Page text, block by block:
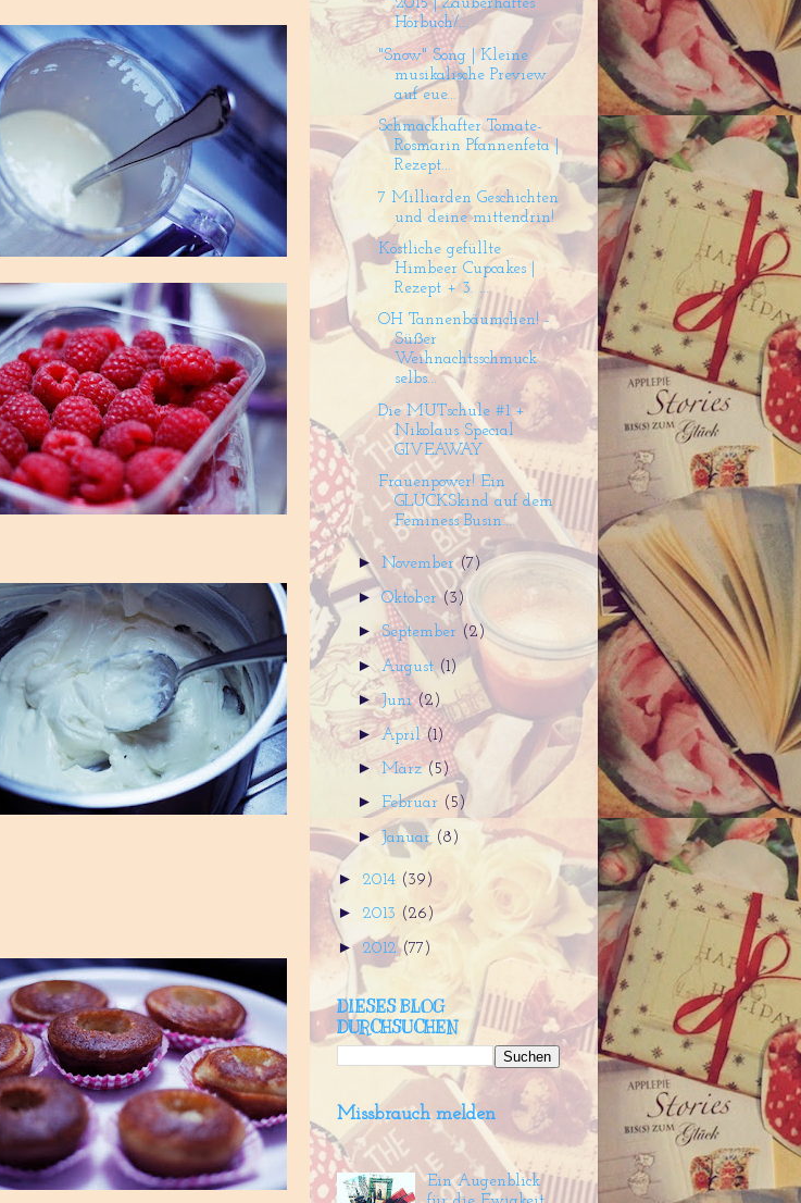
2015 | Zauberhaftes
Hörbuch/...
"Snow" Song | Kleine
musikalische Preview
auf eue...
Schmackhafter Tomate-
Rosmarin Pfannenfeta |
Rezept...
7 Milliarden Geschichten
und deine mittendrin!
Köstliche gefüllte
Himbeer Cupcakes |
Rezept + 3. ...
OH Tannenbäumchen! -
Süßer
Weihnachtsschmuck
selbs...
Die MUTschule #1 +
Nikolaus Special
GIVEAWAY
Frauenpower! Ein
GLÜCKSkind auf dem
Feminess Busin...
► November(7)
►Oktober (3)
►September (2)
► August (1)
►Juni(2)
►April(1)
►März(5)
► Februar (5)
►Januar (8)
► 2014 (39)
► 2013 (26)
►2012(77)
DIESES BLOG
DURCHSUCHEN
Missbrauch melden
Ein Augenblick